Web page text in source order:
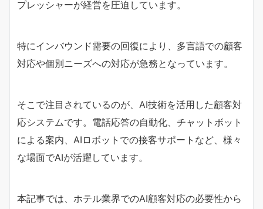
プレッシャーが経営を圧迫しています。
特にインバウンド需要の回復により、多言語での顧客
対応や個別ニーズへの対応が急務となっています。
そこで注目されているのが、AI技術を活用した顧客対
応システムです。電話応答の自動化、チャットボット
による案内、AIロボットでの接客サポートなど、様々
な場面でAIが活躍しています。
本記事では、ホテル業界でのAI顧客対応の必要性から